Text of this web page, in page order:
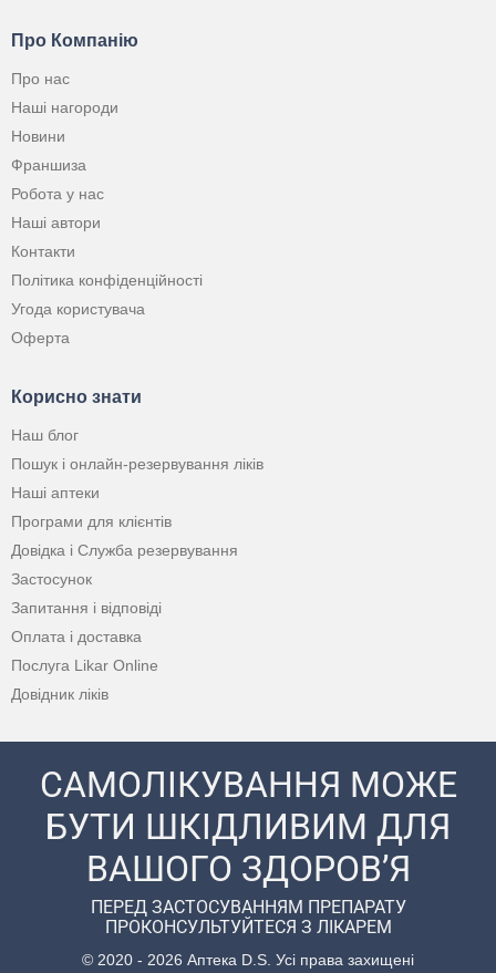
Про Компанію
Про нас
Наші нагороди
Новини
Франшиза
Робота у нас
Наші автори
Контакти
Політика конфіденційності
Угода користувача
Оферта
Корисно знати
Наш блог
Пошук і онлайн-резервування ліків
Наші аптеки
Програми для клієнтів
Довідка і Служба резервування
Застосунок
Запитання і відповіді
Оплата і доставка
Послуга Likar Online
Довідник ліків
САМОЛІКУВАННЯ МОЖЕ
БУТИ ШКІДЛИВИМ ДЛЯ
ВАШОГО ЗДОРОВ’Я
ПЕРЕД ЗАСТОСУВАННЯМ ПРЕПАРАТУ
ПРОКОНСУЛЬТУЙТЕСЯ З ЛІКАРЕМ
© 2020 - 2026 Аптека D.S. Усі права захищені